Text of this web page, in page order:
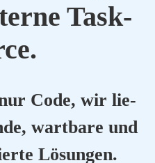
Task-
Code, wir lie­
wart­ba­re und
Lösun­gen.